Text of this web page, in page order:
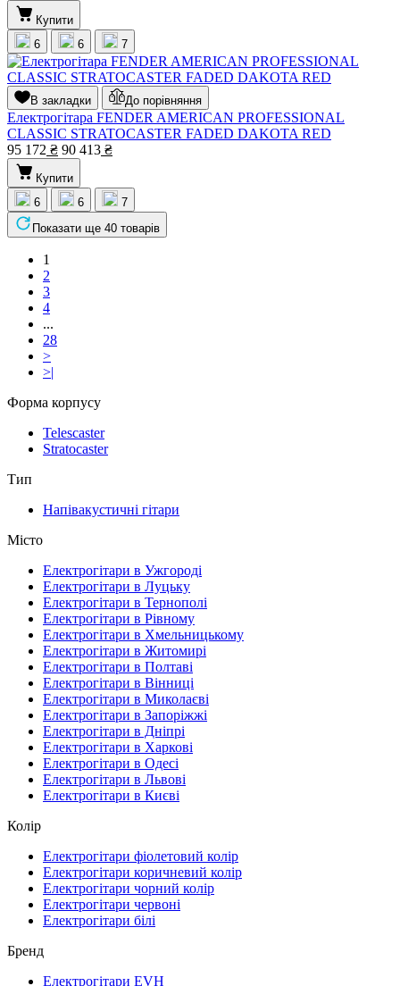
Купити
6
6 7
В закладки До порівняння
Електрогітара FENDER AMERICAN PROFESSIONAL
CLASSIC STRATOCASTER FADED DAKOTA RED
95 172 ₴ 90 413 ₴
Купити
6
6
7
Показати ще 40 товарів
1
2
3
4
...
28
>
>|
Форма корпусу
Telescaster
Stratocaster
Тип
Напівакустичні гітари
Місто
Електрогітари в Ужгороді
Електрогітари в Луцьку
Електрогітари в Тернополі
Електрогітари в Рівному
Електрогітари в Хмельницькому
Електрогітари в Житомирі
Електрогітари в Полтаві
Електрогітари в Вінниці
Електрогітари в Миколаєві
Електрогітари в Запоріжжі
Електрогітари в Дніпрі
Електрогітари в Харкові
Електрогітари в Одесі
Електрогітари в Львові
Електрогітари в Києві
Колір
Електрогітари фіолетовий колір
Електрогітари коричневий колір
Електрогітари чорний колір
Електрогітари червоні
Електрогітари білі
Бренд
Електрогітари EVH